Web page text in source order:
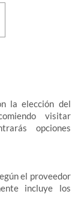
la elección del
visitar
opciones
el proveedor
incluye los